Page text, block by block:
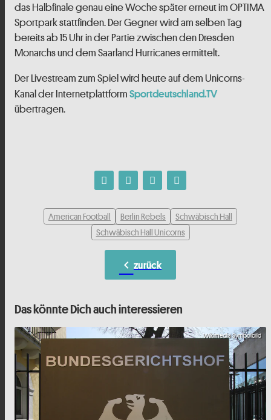
das Halbfinale genau eine Woche später erneut im OPTIMA
Sportpark stattfinden. Der Gegner wird am selben Tag
bereits ab 15 Uhr in der Partie zwischen den Dresden
Monarchs und dem Saarland Hurricanes ermittelt.
Der Livestream zum Spiel wird heute auf dem Unicorns-
Kanal der Internetplattform Sportdeutschland.TV
übertragen.
American Football Berlin Rebels
Schwäbisch Hall
Schwäbisch Hall Unicorns
chevron_left zurück
Das könnte Dich auch interessieren
Wikimedia Symbolbild